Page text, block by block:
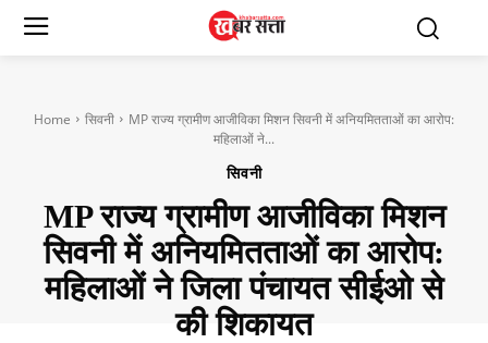
Home सिवनी
MP राज्य ग्रामीण आजीविका मिशन सिवनी में अनियमितताओं का आरोप:
महिलाओं ने...
सिवनी
MP राज्य ग्रामीण आजीविका मिशन
सिवनी में अनियमितताओं का आरोप:
महिलाओं ने जिला पंचायत सीईओ से
की शिकायत